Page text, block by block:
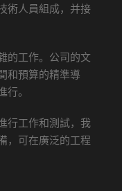
術人員組成，并接
的工作。公司的文
和預算的精準導
。
行工作和測試，我
，可在廣泛的工程